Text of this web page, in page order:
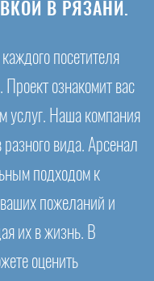
В РЯЗАНИ.
посетителя
ознакомит вас
услуг. Наша компания
вида. Арсенал
подходом к
пожеланий и
их в жизнь. В
оценить